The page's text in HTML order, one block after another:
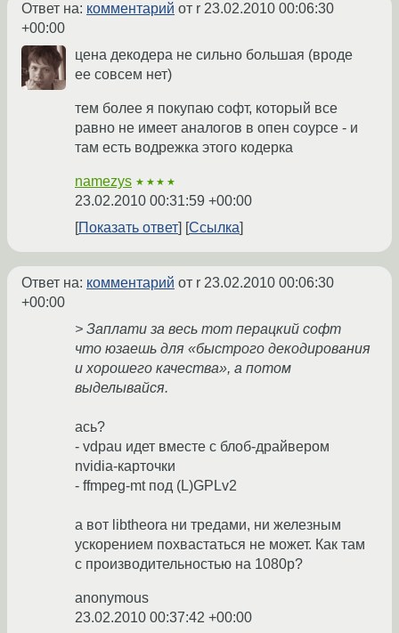
Ответ на: комментарий от r 23.02.2010 00:06:30
+00:00
цена декодера не сильно большая (вроде
ее совсем нет)
тем более я покупаю софт, который все
равно не имеет аналогов в опен соурсе - и
там есть водрежка этого кодерка
namezys ★★★★
23.02.2010 00:31:59 +00:00
Показать ответ
Ссылка
Ответ на: комментарий от r 23.02.2010 00:06:30
+00:00
> Заплати за весь тот перацкий софт
что юзаешь для «быстрого декодирования
и хорошего качества», а потом
выделывайся.
ась?
- vdpau идет вместе с блоб-драйвером
nvidia-карточки
- ffmpeg-mt под (L)GPLv2
а вот libtheora ни тредами, ни железным
ускорением похвастаться не может. Как там
с производительностью на 1080p?
anonymous
23.02.2010 00:37:42 +00:00